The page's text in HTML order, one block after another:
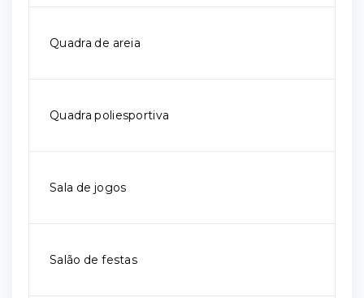
Quadra de areia
Quadra poliesportiva
Sala de jogos
Salão de festas